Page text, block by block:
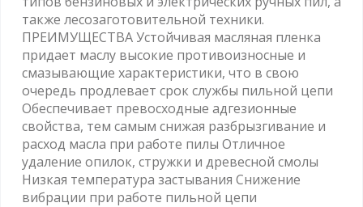
также лесозаготовительной техники.
ПРЕИМУЩЕСТВА Устойчивая масляная пленка
придает маслу высокие противоизносные и
смазывающие характеристики, что в свою
очередь продлевает срок службы пильной цепи
Обеспечивает превосходные адгезионные
свойства, тем самым снижая разбрызгивание и
расход масла при работе пилы Отличное
удаление опилок, стружки и древесной смолы
Низкая температура застывания Снижение
вибрации при работе пильной цепи